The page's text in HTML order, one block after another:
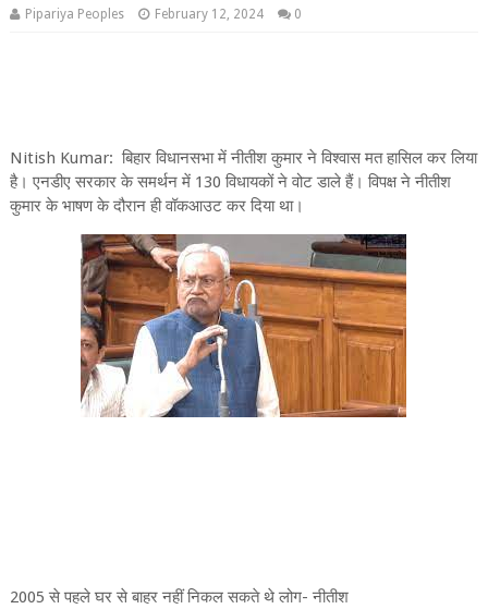
Pipariya Peoples February 12, 2024 0
Nitish Kumar: बिहार विधानसभा में नीतीश कुमार ने विश्वास मत हासिल कर लिया
है। एनडीए सरकार के समर्थन में 130 विधायकों ने वोट डाले हैं। विपक्ष ने नीतीश
कुमार के भाषण के दौरान ही वॉकआउट कर दिया था।
2005 से पहले घर से बाहर नहीं निकल सकते थे लोग- नीतीश